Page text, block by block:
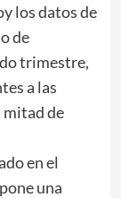
los datos de
de
trimestre,
a las
mitad de
en el
una